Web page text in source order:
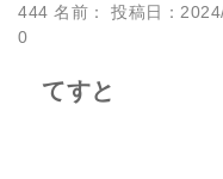
444 名前：
投稿日：
0
てすと